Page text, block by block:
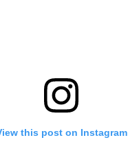
this post on Instagram